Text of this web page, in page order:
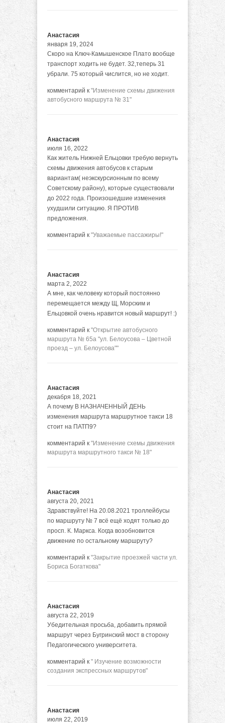
Анастасия
января 19, 2024
Скоро на Ключ-Камышенское Плато вообще
транспорт ходить не будет. 32,теперь 31
убрали. 75 который числится, но не ходит.
комментарий к "Изменение схемы движения
автобусного маршрута № 31"
Анастасия
июля 16, 2022
Как житель Нижней Ельцовки требую вернуть
схемы движения автобусов к старым
вариантам( неэкскурсионным по всему
Советскому району), которые существовали
до 2022 года. Произошедшие изменения
ухудшили ситуацию. Я ПРОТИВ
предложения.
комментарий к "Уважаемые пассажиры!"
Анастасия
марта 2, 2022
А мне, как человеку который постоянно
перемещается между Щ, Морским и
Ельцовкой очень нравится новый маршрут! :)
комментарий к "Открытие автобусного
маршрута № 65а "ул. Белоусова – Цветной
проезд – ул. Белоусова""
Анастасия
декабря 18, 2021
А почему В НАЗНАЧЕННЫЙ ДЕНЬ
изменения маршрута маршрутное такси 18
стоит на ПАТП9?
комментарий к "Изменение схемы движения
маршрута маршрутного такси № 18"
Анастасия
августа 20, 2021
Здравствуйте! На 20.08.2021 троллейбусы
по маршруту № 7 всё ещё ходят только до
просп. К. Маркса. Когда возобновится
движение по остальному маршруту?
комментарий к "Закрытие проезжей части ул.
Бориса Богаткова"
Анастасия
августа 22, 2019
Убедительная просьба, добавить прямой
маршрут через Бугринский мост в сторону
Педагогического университета.
комментарий к " Изучение возможности
создания экспрессных маршрутов"
Анастасия
июля 22, 2019